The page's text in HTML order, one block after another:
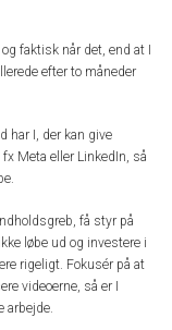
faktisk når det, end at I
efter to måneder
har I, der kan give
Meta eller LinkedIn, så
få styr på
løbe ud og investere i
rigeligt. Fokusér på at
videoerne, så er I
arbejde.